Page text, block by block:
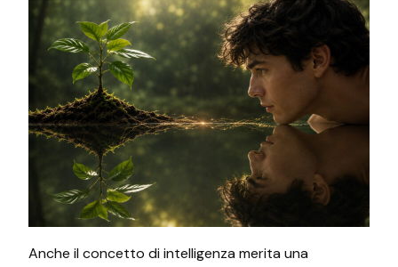
Anche il concetto di intelligenza merita una